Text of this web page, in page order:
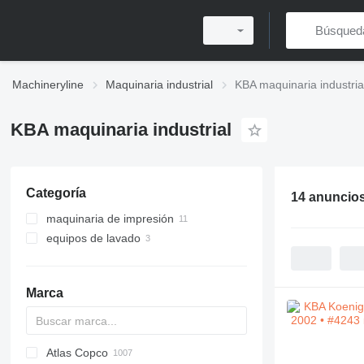
Machineryline Maquinaria industrial KBA maquinaria
KBA maquinaria industrial
Categoría
maquinaria de impresión
máquinas de impresión offset
máquinas de corte por troquel
limpiadores industriales por
ultrasonidos
equipos de lavado
Marca
PDS
APD
AB
Ensis
VZ
AG3
Atlas Copco
14